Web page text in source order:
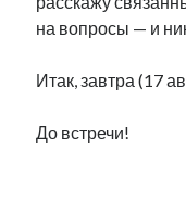
на вопросы — и
Итак, завтра (17
До встречи!